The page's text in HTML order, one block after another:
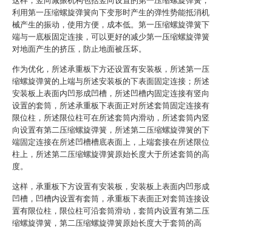
利用第一压缩螺旋弹簧向下变形时产生的弹性势能抵消机
械产生的振动，使用方便，成本低。第一压缩螺旋弹簧下
端与一底板固定连接，可以更好的减少第一压缩螺旋弹簧
对地面产生的挤压，防止地面被压坏。
作为优化，所述承重板下方还设置有安装板，所述第一压
缩螺旋弹簧的上端与所述安装板的下表面固定连接；所述
安装板上表面内凹形成凹槽，所述凹槽内固定连接有竖向
设置的套筒，所述承重板下表面正对所述套筒固定连接有
限位柱，所述限位柱可在所述套筒内滑动，所述套筒内竖
向设置有第二压缩螺旋弹簧，所述第二压缩螺旋弹簧的下
端固定连接在所述凹槽槽底表面上，上端套接在所述限位
柱上，所述第二压缩螺旋弹簧原始长度大于所述套筒的高
度。
这样，承重板下方设置有安装板，安装板上表面内凹形成
凹槽，凹槽内设置有套筒，承重板下表面正对套筒连接设
置有限位柱，限位柱可沿套筒滑动，套筒内设置有第二压
缩螺旋弹簧，第二压缩螺旋弹簧原始长度大于套筒的高